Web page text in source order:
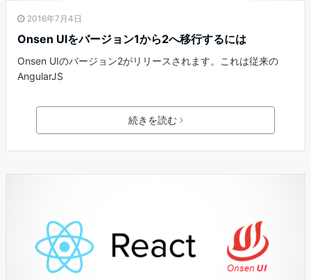
2016年7月4日
Onsen UIをバージョン1から2へ移行するには
Onsen UIのバージョン2がリリースされます。これは従来の
AngularJS
続きを読む